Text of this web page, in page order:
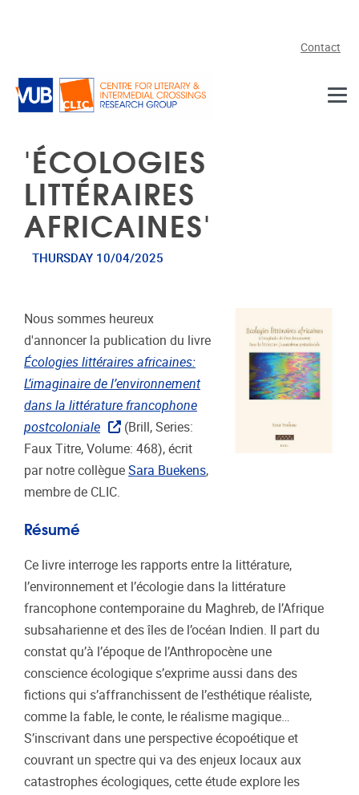
Contact
'ÉCOLOGIES
LITTÉRAIRES
AFRICAINES'
THURSDAY 10/04/2025
Nous sommes heureux
d'annoncer la publication du livre
Écologies littéraires africaines:
L’imaginaire de l’environnement
dans la littérature francophone
postcoloniale
(Brill, Series:
Faux Titre, Volume: 468), écrit
par notre collègue Sara Buekens,
membre de CLIC.
Résumé
Ce livre interroge les rapports entre la littérature,
l’environnement et l’écologie dans la littérature
francophone contemporaine du Maghreb, de l’Afrique
subsaharienne et des îles de l’océan Indien. Il part du
constat qu’à l’époque de l’Anthropocène une
conscience écologique s’exprime aussi dans des
fictions qui s’affranchissent de l’esthétique réaliste,
comme la fable, le conte, le réalisme magique…
S’inscrivant dans une perspective écopoétique et
couvrant un spectre qui va des enjeux locaux aux
catastrophes écologiques, cette étude explore les